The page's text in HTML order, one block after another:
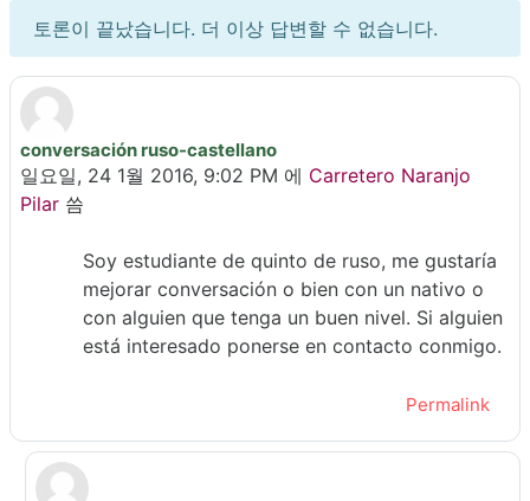
토론이 끝났습니다. 더 이상 답변할 수 없습니다.
conversación ruso-castellano
일요일, 24 1월 2016, 9:02 PM 에 Carretero Naranjo
Pilar 씀
Number of replies: 2
Soy estudiante de quinto de ruso, me gustaría
mejorar conversación o bien con un nativo o
con alguien que tenga un buen nivel. Si alguien
está interesado ponerse en contacto conmigo.
Permalink